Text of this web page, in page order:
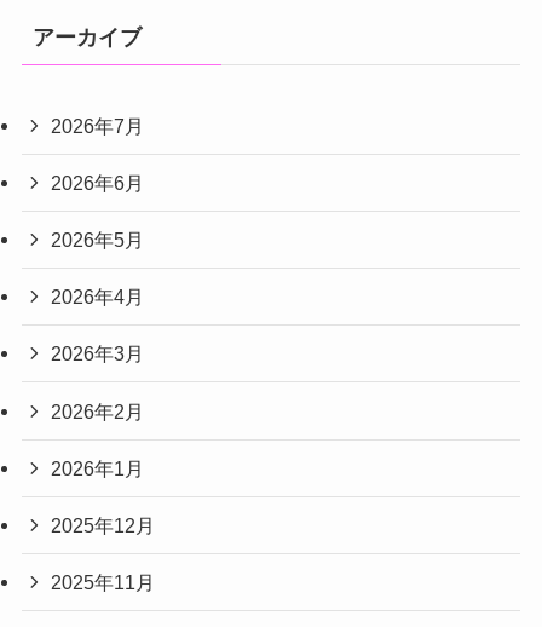
アーカイブ
2026年7月
2026年6月
2026年5月
2026年4月
2026年3月
2026年2月
2026年1月
2025年12月
2025年11月